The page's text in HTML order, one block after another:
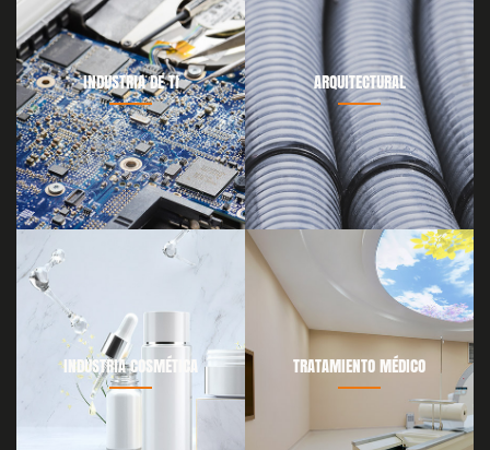
INDUSTRIA DE TI ARQUITECTURAL
INDUSTRIA COSMÉTICA TRATAMIENTO MÉDICO